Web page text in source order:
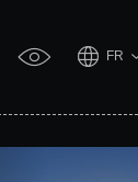
accessibility
FR